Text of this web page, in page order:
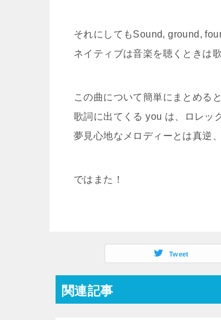
それにしてもSound, ground,
ネイティブは音楽を聴くときは
この曲について簡単にまとめると
歌詞に出てくる you は、ロレッ
夢見心地なメロディーとは真逆
ではまた！
Tweet
関連記事